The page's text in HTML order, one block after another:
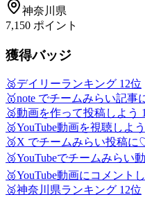
神奈川県
7,150 ポイント
獲得バッジ
🥈デイリーランキング 12位
🥇note でチームみらい記
🥈動画を作って投稿しよう
🥈YouTube動画を視聴しよ
🥉X でチームみらい投稿に
🥉YouTubeでチームみらい
🥉YouTube動画にコメント
🥈神奈川県ランキング 12位